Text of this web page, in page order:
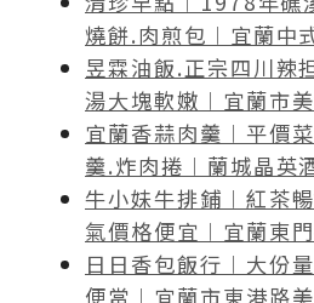
燒餅.肉煎包︱宜蘭中
昱霖油飯.正宗四川辣
湯大塊軟嫩︱宜蘭市
宜蘭香蒜肉羹︱平價
羹.炸肉捲︱蘭城晶英
牛小妹牛排鋪︱紅茶
氣價格便宜︱宜蘭東
日日香包飯行︱大份
便當︱宜蘭市東港路